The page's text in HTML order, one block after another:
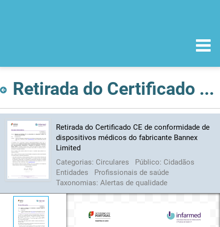
Retirada do Certificado CE de conformidade de dispositivos médicos do fabricante Bannex Limited
Retirada do Certificado CE de conformidade de
dispositivos médicos do fabricante Bannex
Limited
Categorias: Circulares Público: Cidadãos
Entidades
Profissionais de saúde
Taxonomias: Alertas de qualidade